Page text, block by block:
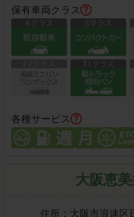
保有車両クラス
各種サービス
大阪恵
住所： 大阪市浪速区